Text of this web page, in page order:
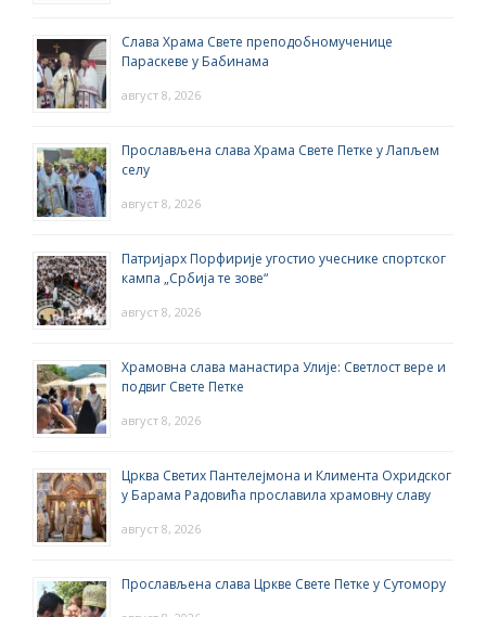
Слава Храма Свете преподобномученице
Параскеве у Бабинама
август 8, 2026
Прослављена слава Храма Свете Петке у Лапљем
селу
август 8, 2026
Патријарх Порфирије угостио учеснике спортског
кампа „Србија те зове“
август 8, 2026
Храмовна слава манастира Улије: Светлост вере и
подвиг Свете Петке
август 8, 2026
Црква Светих Пантелејмона и Климента Охридског
у Барама Радовића прославила храмовну славу
август 8, 2026
Прослављена слава Цркве Свете Петке у Сутомору